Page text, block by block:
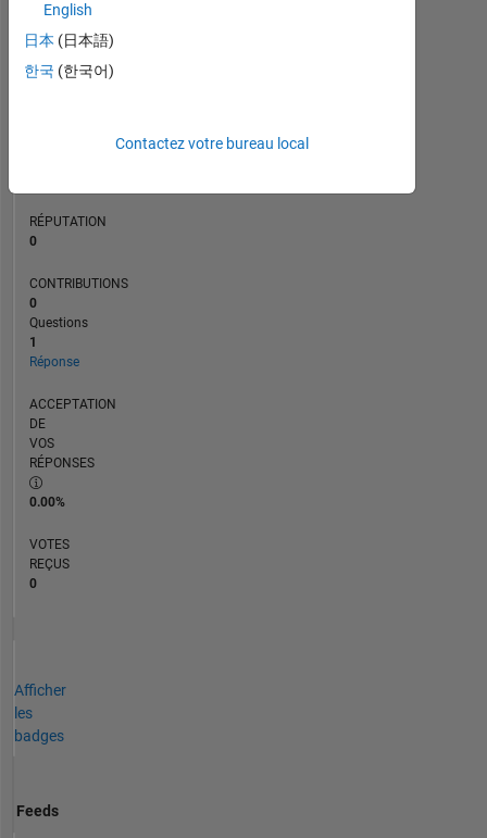
RANG
RÉPUTATION
0
CONTRIBUTIONS
0
Questions
1
Réponse
ACCEPTATION
DE
VOS
RÉPONSES
0.00%
VOTES
REÇUS
0
Afficher
les
badges
Feeds
English
日本 (日本語)
한국 (한국어)
Contactez votre bureau local